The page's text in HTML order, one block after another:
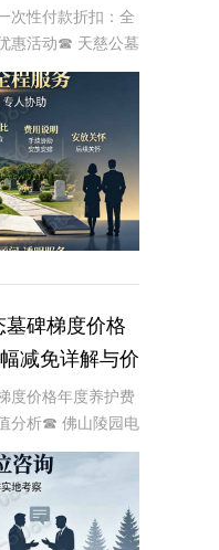
次性付款折扣：全
惠活动☎ 天慈公墓
的某个阶段，我
痛苦。当我们的亲
个合适的安
墓碑梯度价格
减免详解与价
度价格年度养护费
分析☎ 佛山陵园电
们生活水平的提
越来越注重环保、
作为国内知名